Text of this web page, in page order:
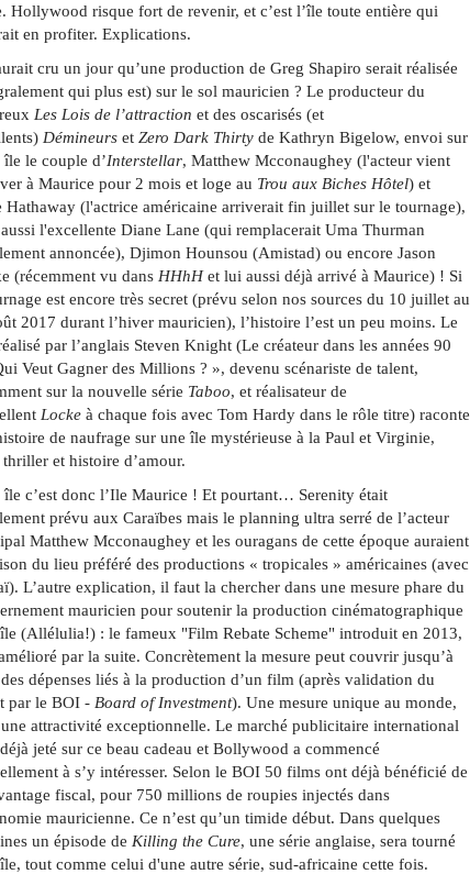
Hollywood risque fort de revenir, et c’est l’île toute entière qui
en profiter. Explications.
cru un jour qu’une production de Greg Shapiro serait réalisée
qui plus est) sur le sol mauricien ? Le producteur du
Les Lois de l’attraction et des oscarisés (et
Démineurs et Zero Dark Thirty de Kathryn Bigelow, envoi sur
île le couple d’Interstellar, Matthew Mcconaughey (l'acteur vient
à Maurice pour 2 mois et loge au Trou aux Biches Hôtel) et
Hathaway (l'actrice américaine arriverait fin juillet sur le tournage),
l'excellente Diane Lane (qui remplacerait Uma Thurman
annoncée), Djimon Hounsou (Amistad) ou encore Jason
(récemment vu dans HHhHet lui aussi déjà arrivé à Maurice) ! Si
est encore très secret (prévu selon nos sources du 10 juillet au
2017 durant l’hiver mauricien), l’histoire l’est un peu moins. Le
par l’anglais Steven Knight (Le créateur dans les années 90
Veut Gagner des Millions ? », devenu scénariste de talent,
sur la nouvelle série Taboo, et réalisateur de
Locke à chaque fois avec Tom Hardy dans le rôle titre) raconte
de naufrage sur une île mystérieuse à la Paul et Virginie,
thriller et histoire d’amour.
île c’est donc l’Ile Maurice ! Et pourtant… Serenity était
prévu aux Caraïbes mais le planning ultra serré de l’acteur
Matthew Mcconaughey et les ouragans de cette époque auraient
du lieu préféré des productions « tropicales » américaines (avec
L’autre explication, il faut la chercher dans une mesure phare du
mauricien pour soutenir la production cinématographique
(Allélulia!) : le fameux "Film Rebate Scheme" introduit en 2013,
par la suite. Concrètement la mesure peut couvrir jusqu’à
dépenses liés à la production d’un film (après validation du
par le BOI - Board of Investment). Une mesure unique au monde,
attractivité exceptionnelle. Le marché publicitaire international
déjà jeté sur ce beau cadeau et Bollywood a commencé
à s’y intéresser. Selon le BOI 50 films ont déjà bénéficié de
fiscal, pour 750 millions de roupies injectés dans
mauricienne. Ce n’est qu’un timide début. Dans quelques
un épisode de Killing the Cure, une série anglaise, sera tourné
tout comme celui d'une autre série, sud-africaine cette fois.